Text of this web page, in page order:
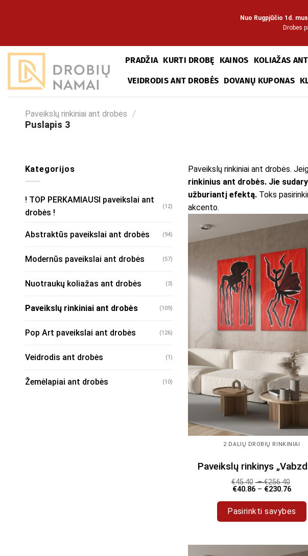
Nuo Rugpjūčio 1d.
Drobes
PRADŽIA KURTI DROBĘ KAINOS KOLIAŽAS
VEIDRODIS ANT DROBĖS DOVANŲ KUPONAS
Paveikslų rinkiniai ant drobės
/
Puslapis 3
Kategorijos
! TOP PERKAMIAUSI paveikslai ant
drobės !
(12)
Abstraktūs paveikslai ant drobės (94)
Modernūs paveikslai ant drobės (57)
Nuotraukų koliažas ant drobės (3)
Paveikslų rinkiniai ant drobės (109)
Pop Art paveikslai ant drobės (126)
Veidrodis ant drobės (1)
Žemėlapiai ant drobės (10)
Paveikslų rinkiniai ant drobės.
rinkinius ant drobės. Jie
užburiantį efektą.Toks
akcento.
2 DALIŲ DROBIŲ RINKINIAI
Paveikslų rinkinys
€45.40 –€256.40
€40.86– €230.76
Pasirinkti savybes